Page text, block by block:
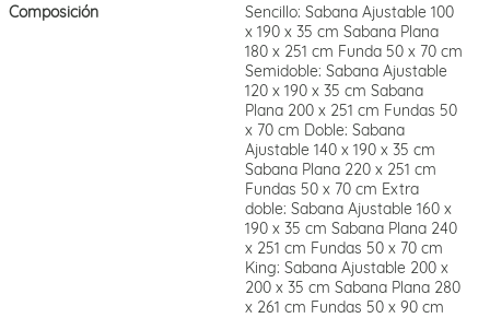
Composición
Sencillo: Sabana Ajustable 100
x 190 x 35 cm Sabana Plana
180 x 251 cm Funda 50 x 70 cm
Semidoble: Sabana Ajustable
120 x 190 x 35 cm Sabana
Plana 200 x 251 cm Fundas 50
x 70 cm Doble: Sabana
Ajustable 140 x 190 x 35 cm
Sabana Plana 220 x 251 cm
Fundas 50 x 70 cm Extra
doble: Sabana Ajustable 160 x
190 x 35 cm Sabana Plana 240
x 251 cm Fundas 50 x 70 cm
King: Sabana Ajustable 200 x
200 x 35 cm Sabana Plana 280
x 261 cm Fundas 50 x 90 cm